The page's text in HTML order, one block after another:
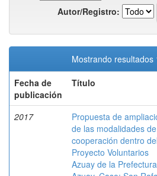
Autor/Registro:
Mostrando resultados
Fecha de
publicación
Título
2017
Propuesta de
de las modalidades de
cooperación dentro del
Proyecto Voluntarios
Azuay de la